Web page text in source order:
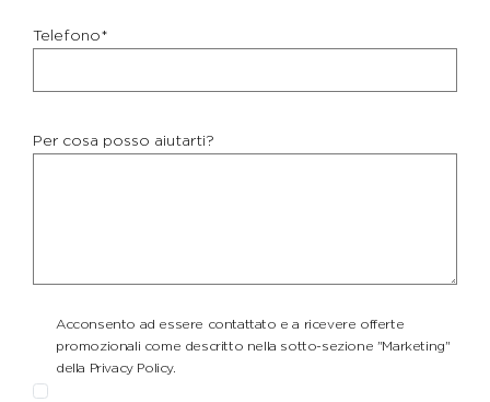
Telefono*
Per cosa posso aiutarti?
Acconsento ad essere contattato e a ricevere offerte
promozionali come descritto nella sotto-sezione "Marketing"
della Privacy Policy.